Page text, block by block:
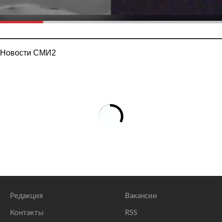
Новости СМИ2
Редакция
Контакты
Вакансии
RSS